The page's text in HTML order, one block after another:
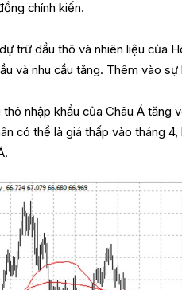
chính kiến.
trữ dầu thô và nhiên liệu của
và nhu cầu tăng. Thêm vào
thô nhập khẩu của Châu Á tăng
có thể là giá thấp vào tháng